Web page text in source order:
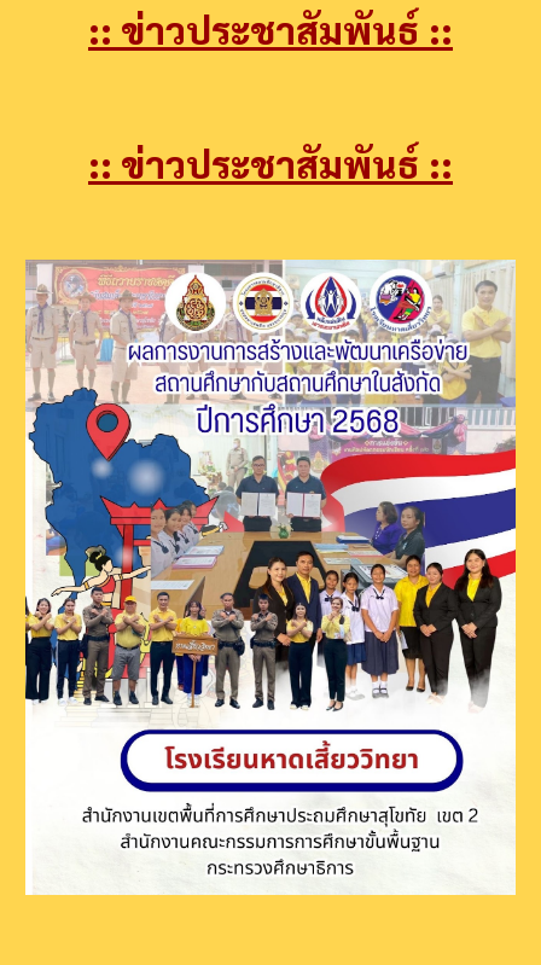
:: ข่าวประชาสัมพันธ์ ::
:: ข่าวประชาสัมพันธ์ ::